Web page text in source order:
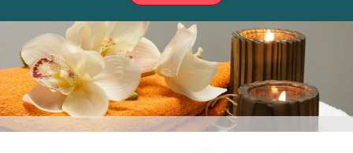
Seminaranfrage